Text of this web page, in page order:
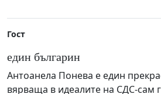
Гост
един българин
Антоанела Понева е един
вярваща в идеалите на СДС-сам